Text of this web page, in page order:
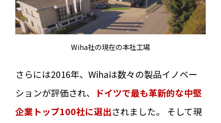
Wiha社の現在の本社工場
さらには2016年、Wihaは数々の製品イノベー
ションが評価され、
ドイツで最も革新的な中堅
企業トップ100社に選出されました。 そして現